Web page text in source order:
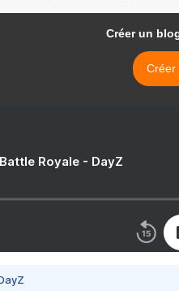
Créer un
Créer
Royale - DayZ